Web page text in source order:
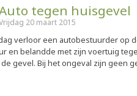
tegen huisgevel
20 maart 2015
verloor een autobestuurder op
en belandde met zijn voertuig
gevel. Bij het ongeval zijn geen